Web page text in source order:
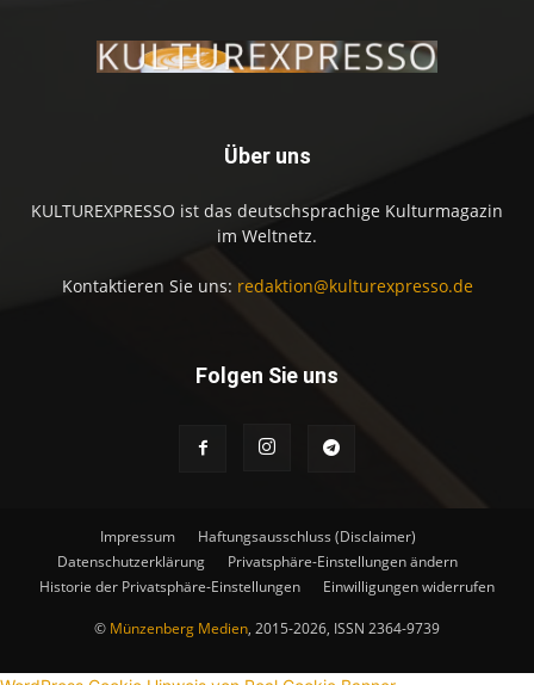
Über uns
KULTUREXPRESSO ist das deutschsprachige Kulturmagazin
im Weltnetz.
Kontaktieren Sie uns: redaktion@kulturexpresso.de
Folgen Sie uns
Impressum
Haftungsausschluss (Disclaimer)
Datenschutzerklärung
Privatsphäre-Einstellungen ändern
Historie der Privatsphäre-Einstellungen
Einwilligungen widerrufen
© Münzenberg Medien, 2015-2026, ISSN 2364-9739